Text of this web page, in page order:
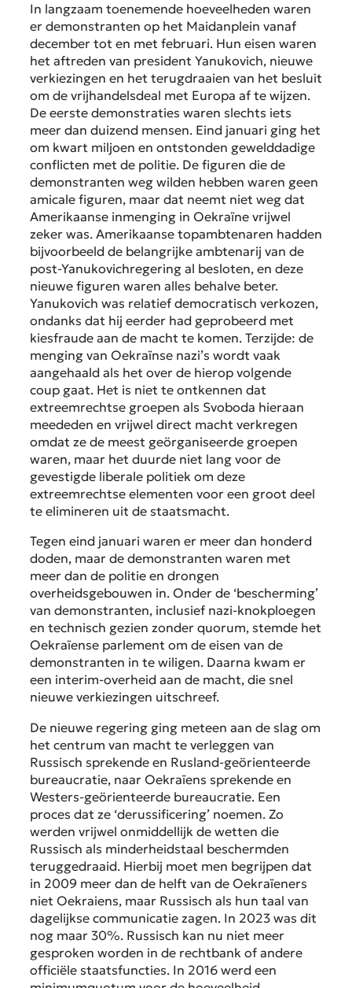
In langzaam toenemende hoeveelheden waren
er demonstranten op het Maidanplein vanaf
december tot en met februari. Hun eisen waren
het aftreden van president Yanukovich, nieuwe
verkiezingen en het terugdraaien van het besluit
om de vrijhandelsdeal met Europa af te wijzen.
De eerste demonstraties waren slechts iets
meer dan duizend mensen. Eind januari ging het
om kwart miljoen en ontstonden gewelddadige
conflicten met de politie. De figuren die de
demonstranten weg wilden hebben waren geen
amicale figuren, maar dat neemt niet weg dat
Amerikaanse inmenging in Oekraïne vrijwel
zeker was. Amerikaanse topambtenaren hadden
bijvoorbeeld de belangrijke ambtenarij van de
post-Yanukovichregering al besloten, en deze
nieuwe figuren waren alles behalve beter.
Yanukovich was relatief democratisch verkozen,
ondanks dat hij eerder had geprobeerd met
kiesfraude aan de macht te komen. Terzijde: de
menging van Oekraïnse nazi’s wordt vaak
aangehaald als het over de hierop volgende
coup gaat. Het is niet te ontkennen dat
extreemrechtse groepen als Svoboda hieraan
meededen en vrijwel direct macht verkregen
omdat ze de meest geörganiseerde groepen
waren, maar het duurde niet lang voor de
gevestigde liberale politiek om deze
extreemrechtse elementen voor een groot deel
te elimineren uit de staatsmacht.
Tegen eind januari waren er meer dan honderd
doden, maar de demonstranten waren met
meer dan de politie en drongen
overheidsgebouwen in. Onder de ‘bescherming’
van demonstranten, inclusief nazi-knokploegen
en technisch gezien zonder quorum, stemde het
Oekraïense parlement om de eisen van de
demonstranten in te wiligen. Daarna kwam er
een interim-overheid aan de macht, die snel
nieuwe verkiezingen uitschreef.
De nieuwe regering ging meteen aan de slag om
het centrum van macht te verleggen van
Russisch sprekende en Rusland-geörienteerde
bureaucratie, naar Oekraïens sprekende en
Westers-geörienteerde bureaucratie. Een
proces dat ze ‘derussificering’ noemen. Zo
werden vrijwel onmiddellijk de wetten die
Russisch als minderheidstaal beschermden
teruggedraaid. Hierbij moet men begrijpen dat
in 2009 meer dan de helft van de Oekraïeners
niet Oekraiens, maar Russisch als hun taal van
dagelijkse communicatie zagen. In 2023 was dit
nog maar 30%. Russisch kan nu niet meer
gesproken worden in de rechtbank of andere
officiële staatsfuncties. In 2016 werd een